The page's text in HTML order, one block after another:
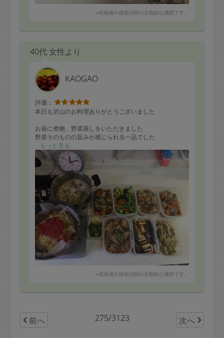
※依頼者の依頼当時の主観的な感想です。
40代 女性より
KAOGAO
評価：
本日も沢山のお料理ありがとうございました
お昼に煮物、野菜蒸しをいただきました
野菜そのものの旨みが感じられる一品でした
次回も楽しみにしています
もっと見る
※依頼者の依頼当時の主観的な感想です。
前へ 275/3123 次へ